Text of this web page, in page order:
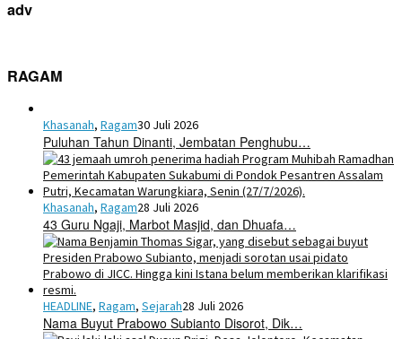
adv
RAGAM
Khasanah, Ragam30 Juli 2026
Puluhan Tahun Dinanti, Jembatan Penghubu…
Khasanah, Ragam28 Juli 2026
43 Guru Ngaji, Marbot Masjid, dan Dhuafa…
HEADLINE, Ragam, Sejarah28 Juli 2026
Nama Buyut Prabowo Subianto Disorot, Dik…